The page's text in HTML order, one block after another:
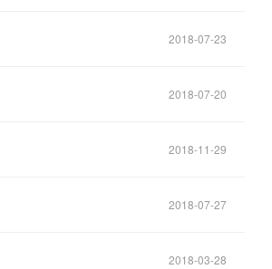
2018-07-23
2018-07-20
2018-11-29
2018-07-27
2018-03-28